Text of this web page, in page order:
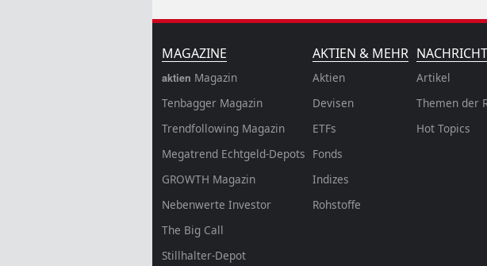
MAGAZINE
aktien Magazin
Tenbagger Magazin
Trendfollowing Magazin
Megatrend Echtgeld-Depots
GROWTH Magazin
Nebenwerte Investor
The Big Call
Stillhalter-Depot
AKTIEN & MEHR
Aktien
Devisen
ETFs
Fonds
Indizes
Rohstoffe
Artikel
Themen der
Hot Topics